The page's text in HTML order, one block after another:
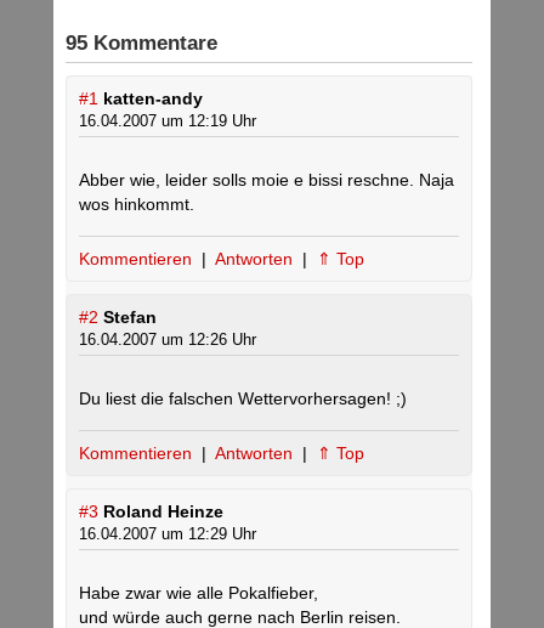
95 Kommentare
#1 katten-andy
16.04.2007 um 12:19 Uhr
Abber wie, leider solls moie e bissi reschne. Naja
wos hinkommt.
Kommentieren | Antworten | ⇑ Top
#2 Stefan
16.04.2007 um 12:26 Uhr
Du liest die falschen Wettervorhersagen! ;)
Kommentieren | Antworten | ⇑ Top
#3 Roland Heinze
16.04.2007 um 12:29 Uhr
Habe zwar wie alle Pokalfieber,
und würde auch gerne nach Berlin reisen.